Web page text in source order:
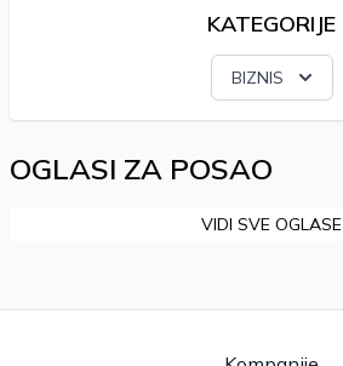
KATEGORIJE
BIZNIS
OGLASI ZA POSAO
VIDI SVE OGLASE